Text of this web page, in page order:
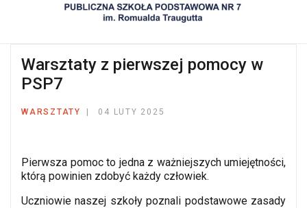
Warsztaty z pierwszej pomocy w
PSP7
WARSZTATY 04 LUTY 2025
Pierwsza pomoc to jedna z ważniejszych umiejętności,
którą powinien zdobyć każdy człowiek.
Uczniowie naszej szkoły poznali podstawowe zasady